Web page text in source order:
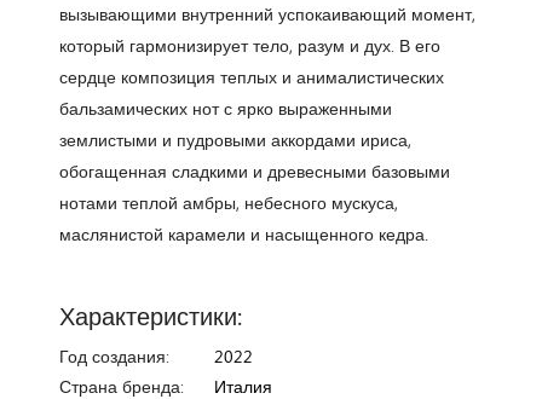
вызывающими внутренний успокаивающий момент,
который гармонизирует тело, разум и дух. В его
сердце композиция теплых и анималистических
бальзамических нот с ярко выраженными
землистыми и пудровыми аккордами ириса,
обогащенная сладкими и древесными базовыми
нотами теплой амбры, небесного мускуса,
маслянистой карамели и насыщенного кедра.
Характеристики:
Год создания:
2022
Страна бренда:
Италия